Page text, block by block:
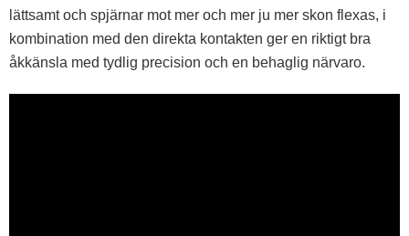
lättsamt och spjärnar mot mer och mer ju mer skon flexas, i
kombination med den direkta kontakten ger en riktigt bra
åkkänsla med tydlig precision och en behaglig närvaro.